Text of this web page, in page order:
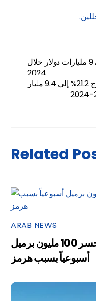
العراق يخفض الدين الخارجي إلى 9 مليارات دولار خلال
2024
تراجع تحويلات المصريين بالخارج 21.2% إلى 9.4 مليار
Related
ARAB NEWS
رئيس “أرامكو”: العالم يخسر 100 مليون برميل
أسبوعياً بسبب هرمز